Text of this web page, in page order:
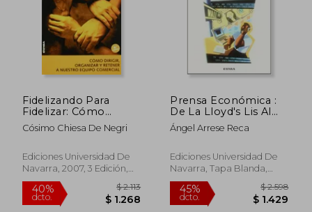
Fidelizando Para
Fidelizar: Cómo
Dirigir, Organizar y
Retener a Nuestro
(Colección Manuales
Iese)
Cósimo Chiesa De Negri
Ediciones Universidad De
Navarra, 2007, 3 Edición,
Tapa Blanda, Nuevo
Prensa Económica :
De La Lloyd's Lis Al
Wsj.com
(comunicación)
Ángel Arrese Reca
Ediciones Universidad De
Navarra, Tapa Blanda,
Nuevo